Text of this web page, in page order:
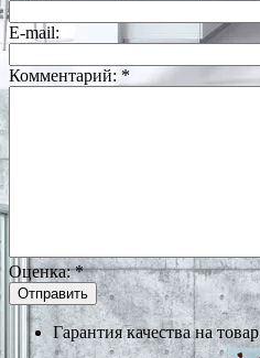
E-mail:
Комментарий: *
Оценка:*
Гарантия качества на товар